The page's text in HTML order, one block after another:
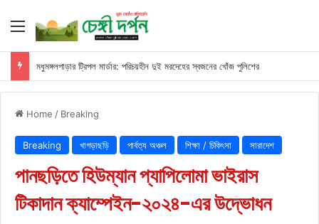
Menu
মধুমঙ্গলপাড়ার ট্রিপল মার্ডার: পরিচয়হীন দুই মরদেহের স্বজনের খোঁজ পুলিশের
Home / Breaking
Breaking খাগড়াছড়ি পার্বত্য অঞ্চল শিক্ষা / চিকিৎসা সারাদেশ
পানছড়িতে হিউম্যান প্যাপিলোমা ভাইরাস
টিকাদান ক্যাম্পেইন-২০২৪-এর উদ্ভোধন